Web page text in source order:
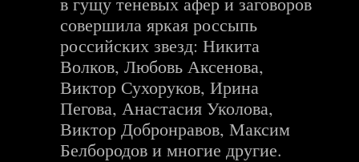
совершила яркая россыпь
российских звезд: Никита
Волков, Любовь Аксенова,
Виктор Сухоруков, Ирина
Пегова, Анастасия Уколова,
Виктор Добронравов, Максим
Белбородов и многие другие.